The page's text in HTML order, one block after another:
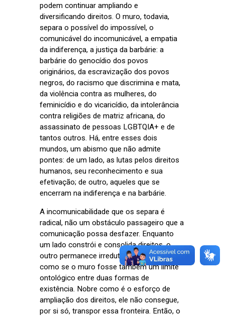
podem continuar ampliando e
diversificando direitos. O muro, todavia,
separa o possível do impossível, o
comunicável do incomunicável, a empatia
da indiferença, a justiça da barbárie: a
barbárie do genocídio dos povos
originários, da escravização dos povos
negros, do racismo que discrimina e mata,
da violência contra as mulheres, do
feminicídio e do vicaricídio, da intolerância
contra religiões de matriz africana, do
assassinato de pessoas LGBTQIA+ e de
tantos outros. Há, entre esses dois
mundos, um abismo que não admite
pontes: de um lado, as lutas pelos direitos
humanos, seu reconhecimento e sua
efetivação; de outro, aqueles que se
encerram na indiferença e na barbárie.
A incomunicabilidade que os separa é
radical, não um obstáculo passageiro que a
comunicação possa desfazer. Enquanto
um lado constrói e consolida direitos, o
outro permanece irredutível em sua recusa,
como se o muro fosse também um limite
ontológico entre duas formas de
existência. Nobre como é o esforço de
ampliação dos direitos, ele não consegue,
por si só, transpor essa fronteira. Então, o